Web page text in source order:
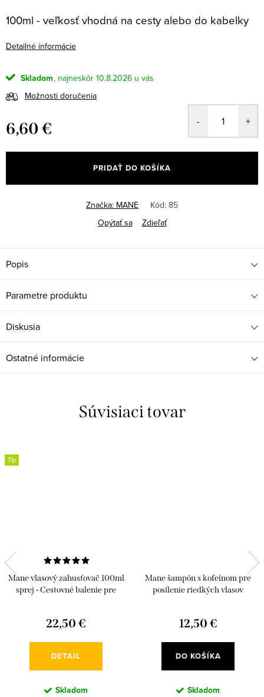
100ml - veľkosť vhodná na cesty alebo do kabelky
Detailné informácie
Skladom
10.8.2026
Možnosti doručenia
6,60 €
cena:
PRIDAŤ DO KOŠÍKA
Značka: MANE Kód: 85
Opýtať sa
Zdieľať
Popis
Parametre produktu
Diskusia
Ostatné informácie
Súvisiaci tovar
Tip
Mane vlasový zahusťovač 100ml
sprej - Cestovné balenie pre
22,50 €
DETAIL
Skladom
Mane šampón s kofeínom pre
posílenie riedkých vlasov
12,50 €
DO KOŠÍKA
Skladom